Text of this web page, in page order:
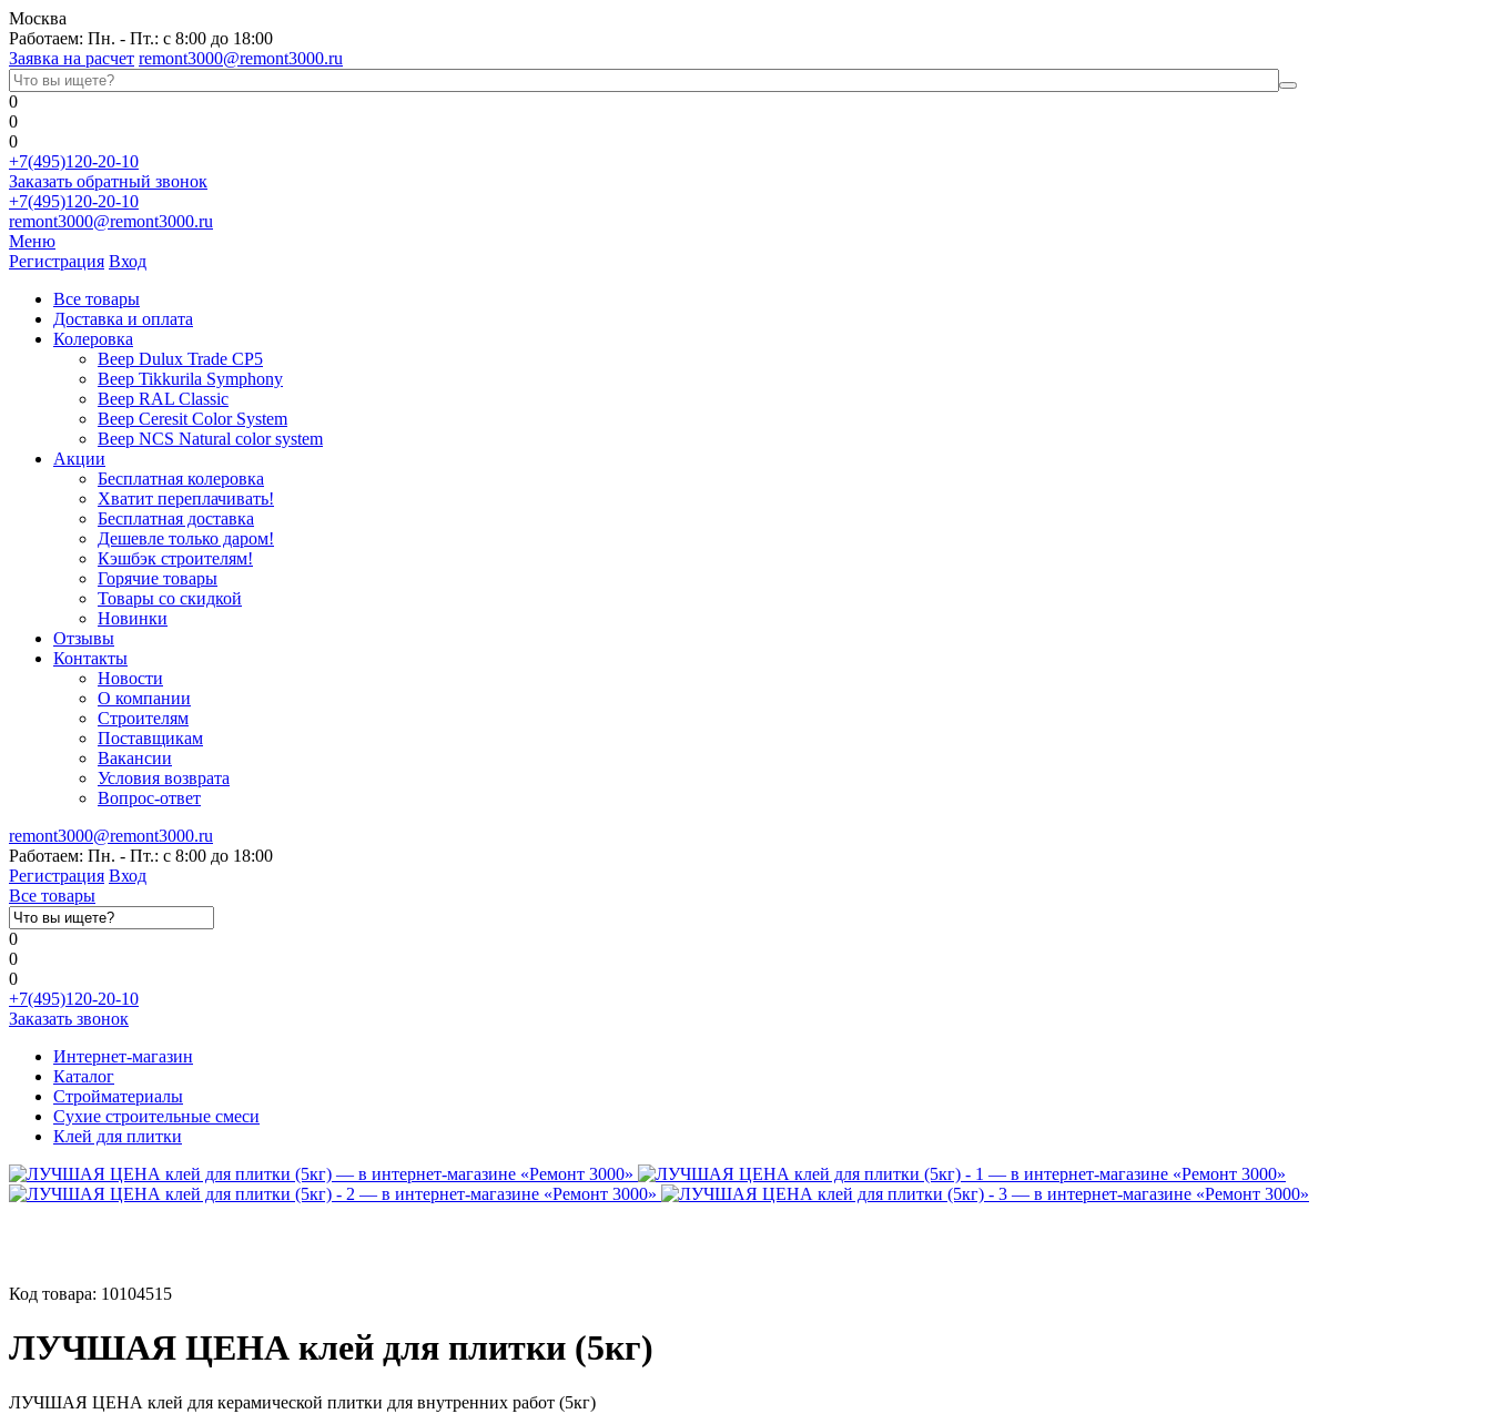
Москва
Работаем: Пн. - Пт.: с 8:00 до 18:00
Заявка на расчет remont3000@remont3000.ru
0
0
0
+7(495)120-20-10
Заказать обратный звонок
+7(495)120-20-10
remont3000@remont3000.ru
Меню
Регистрация Вход
Все товары
Доставка и оплата
Колеровка
Веер Dulux Trade CP5
Веер Tikkurila Symphony
Веер RAL Classic
Веер Ceresit Color System
Веер NCS Natural color system
Акции
Бесплатная колеровка
Хватит переплачивать!
Бесплатная доставка
Дешевле только даром!
Кэшбэк строителям!
Горячие товары
Товары со скидкой
Новинки
Отзывы
Контакты
Новости
О компании
Строителям
Поставщикам
Вакансии
Условия возврата
Вопрос-ответ
remont3000@remont3000.ru
Работаем: Пн. - Пт.: с 8:00 до 18:00
Регистрация Вход
Все товары
0
0
0
+7(495)120-20-10
Заказать звонок
Интернет-магазин
Каталог
Стройматериалы
Сухие строительные смеси
Клей для плитки
Код товара: 10104515
ЛУЧШАЯ ЦЕНА клей для плитки (5кг)
ЛУЧШАЯ ЦЕНА клей для керамической плитки для внутренних работ (5кг)